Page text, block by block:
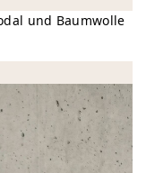
und Baumwolle